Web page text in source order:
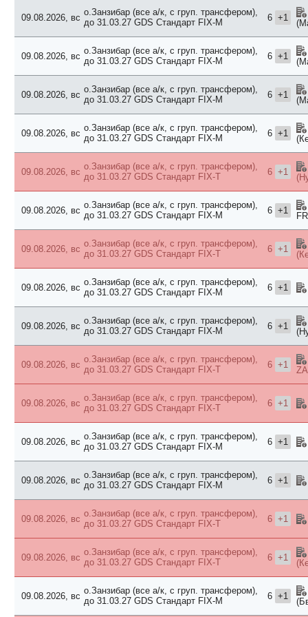
09.08.2026, вс
о.Занзибар (все а/к, с груп. трансфером),
до 31.03.27 GDS Стандарт FIX-M 6 +1
09.08.2026, вс
о.Занзибар (все а/к, с груп. трансфером),
до 31.03.27 GDS Стандарт FIX-M 6 +1
09.08.2026, вс
о.Занзибар (все а/к, с груп. трансфером),
до 31.03.27 GDS Стандарт FIX-M 6 +1
09.08.2026, вс
о.Занзибар (все а/к, с груп. трансфером),
до 31.03.27 GDS Стандарт FIX-M 6 +1
09.08.2026, вс
о.Занзибар (все а/к, с груп. трансфером),
до 31.03.27 GDS Стандарт FIX-T 6 +1
09.08.2026, вс
о.Занзибар (все а/к, с груп. трансфером),
до 31.03.27 GDS Стандарт FIX-M 6 +1
09.08.2026, вс
о.Занзибар (все а/к, с груп. трансфером),
до 31.03.27 GDS Стандарт FIX-T 6 +1
09.08.2026, вс
о.Занзибар (все а/к, с груп. трансфером),
до 31.03.27 GDS Стандарт FIX-M 6 +1
09.08.2026, вс
о.Занзибар (все а/к, с груп. трансфером),
до 31.03.27 GDS Стандарт FIX-M 6 +1
09.08.2026, вс
о.Занзибар (все а/к, с груп. трансфером),
до 31.03.27 GDS Стандарт FIX-T 6 +1
09.08.2026, вс
о.Занзибар (все а/к, с груп. трансфером),
до 31.03.27 GDS Стандарт FIX-T 6 +1
09.08.2026, вс
о.Занзибар (все а/к, с груп. трансфером),
до 31.03.27 GDS Стандарт FIX-M 6 +1
09.08.2026, вс
о.Занзибар (все а/к, с груп. трансфером),
до 31.03.27 GDS Стандарт FIX-M 6 +1
09.08.2026, вс
о.Занзибар (все а/к, с груп. трансфером),
до 31.03.27 GDS Стандарт FIX-T 6 +1
09.08.2026, вс
о.Занзибар (все а/к, с груп. трансфером),
до 31.03.27 GDS Стандарт FIX-T 6 +1
09.08.2026, вс
о.Занзибар (все а/к, с груп. трансфером),
до 31.03.27 GDS Стандарт FIX-M 6 +1